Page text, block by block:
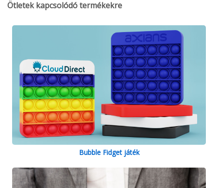
Ötletek kapcsolódó termékekre
Bubble Fidget játék